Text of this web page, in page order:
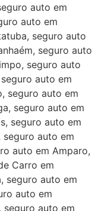
auto em
auto em
seguro auto
seguro auto
seguro auto
auto em
seguro auto em
seguro auto em
seguro auto em
seguro auto em
auto em Amparo,
Carro em
seguro auto em
auto em
seguro auto em